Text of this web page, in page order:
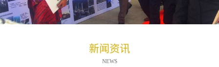
新闻资讯
NEWS